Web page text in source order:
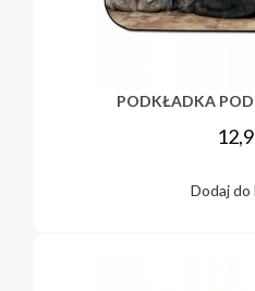
PODKŁADKA
Dodaj do